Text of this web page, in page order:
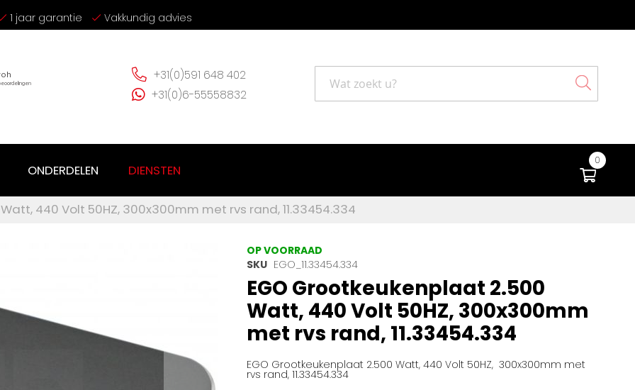
1 jaar garantie Vakkundig advies
+31(0)591 648 402
+31(0)6-55558832
Search
0
ONDERDELEN DIENSTEN
440 Volt 50HZ, 300x300mm met rvs rand, 11.33454.334
OP VOORRAAD
SKU EGO_11.33454.334
EGO Grootkeukenplaat 2.500
Watt, 440 Volt 50HZ, 300x300mm
met rvs rand, 11.33454.334
EGO Grootkeukenplaat 2.500 Watt, 440 Volt 50HZ, 300x300mm met
rvs rand, 11.33454.334